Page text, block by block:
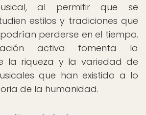
al permitir que se
estilos y tradiciones que
perderse en el tiempo.
activa fomenta la
la riqueza y la variedad de
que han existido a lo
de la humanidad.